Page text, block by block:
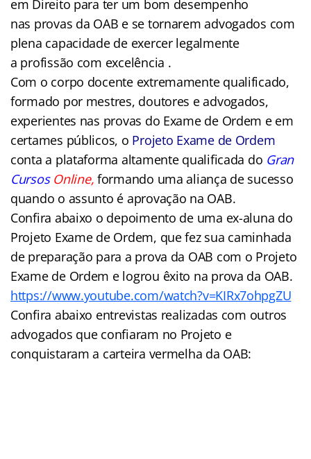
em Direito para ter um bom desempenho
nas provas da OAB e se tornarem advogados com
plena capacidade de exercer legalmente
a profissão com excelência .
Com o corpo docente extremamente qualificado,
formado por mestres, doutores e advogados,
experientes nas provas do Exame de Ordem e em
certames públicos, o Projeto Exame de Ordem
conta a plataforma altamente qualificada do Gran
Cursos Online, formando uma aliança de sucesso
quando o assunto é aprovação na OAB.
Confira abaixo o depoimento de uma ex-aluna do
Projeto Exame de Ordem, que fez sua caminhada
de preparação para a prova da OAB com o Projeto
Exame de Ordem e logrou êxito na prova da OAB.
https://www.youtube.com/watch?v=KIRx7ohpgZU
Confira abaixo entrevistas realizadas com outros
advogados que confiaram no Projeto e
conquistaram a carteira vermelha da OAB: